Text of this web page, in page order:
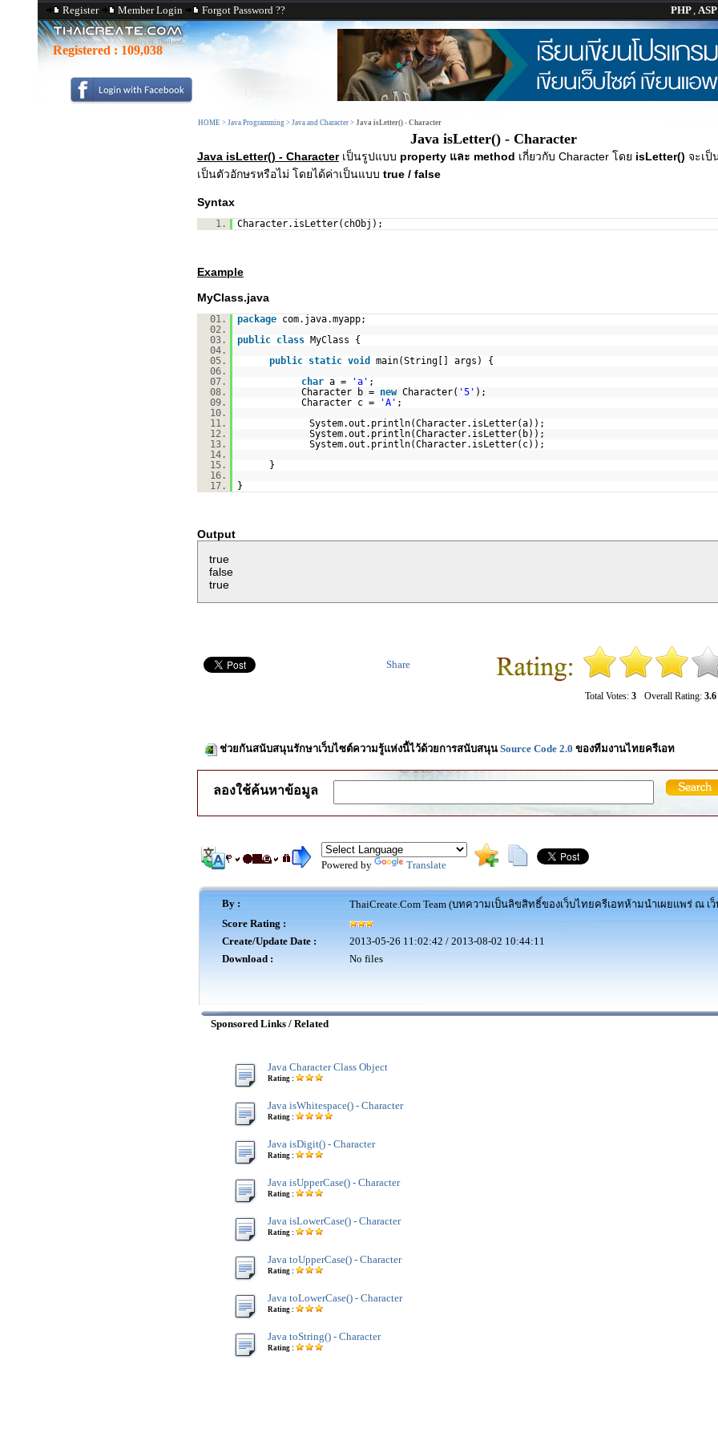
Register Member Login Forgot Password ?? PHP, ASP
Registered : 109,038
HOME > Java Programming > Java and Character > Java isLetter() - Character
Java isLetter() - Character
Java isLetter() - Characterเป็นรูปแบบ property และ method เกี่ยวกับ Character โดย isLetter() จะเป็
เป็นตัวอักษรหรือไม่ โดยได้ค่าเป็นแบบ true / false
Syntax
1. Character.isLetter(chObj);
Example
MyClass.java
01. package
com.java.myapp;
02.
03.
public class
MyClass {
04.
05.
public static void
main(String[] args) {
06.
07.
char a = 'a' ;
08.
Character b = new Character( '5' );
09.
Character c = 'A' ;
10.
11.
System.out.println(Character.isLetter(a));
12.
System.out.println(Character.isLetter(b));
13.
System.out.println(Character.isLetter(c));
14.
15.
}
16.
17.
}
Output
true
false
true
Total Votes: 3 Overall Rating:
Share
ช่วยกันสนับสนุนรักษาเว็บไซต์ความรู้แห่งนี้ไว้ด้วยการสนับสนุน Source Code 2.0 ของทีมงานไทยครีเอท
ลองใช้ค้นหาข้อมูล
Powered by Translate
By :
ThaiCreate.Com Team (บทความเป็นลิขสิทธิ์ของเว็บไทยครีเอทห้ามนำเผยแพร่ ณ เ
Score Rating :
Create/Update Date :
2013-05-26 11:02:42 / 2013-08-02 10:44:11
Download :
No files
Sponsored Links / Related
Java Character Class Object
Rating :
Java isWhitespace() - Character
Rating :
Java isDigit() - Character
Rating :
Java isUpperCase() - Character
Rating :
Java isLowerCase() - Character
Rating :
Java toUpperCase() - Character
Rating :
Java toLowerCase() - Character
Rating :
Java toString() - Character
Rating :